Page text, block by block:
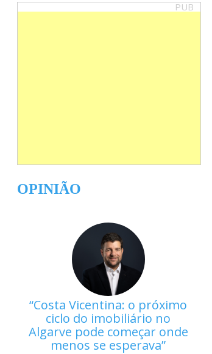
PUB
OPINIÃO
Costa Vicentina: o próximo
ciclo do imobiliário no
Algarve pode começar onde
menos se esperava